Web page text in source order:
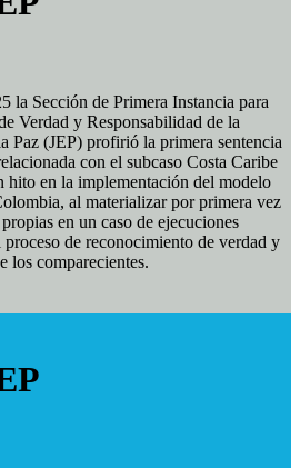
la Sección de Primera Instancia para
Verdad y Responsabilidad de la
Paz (JEP) profirió la primera sentencia
con el subcaso Costa Caribe
hito en la implementación del modelo
al materializar por primera vez
en un caso de ejecuciones
de reconocimiento de verdad y
los comparecientes.